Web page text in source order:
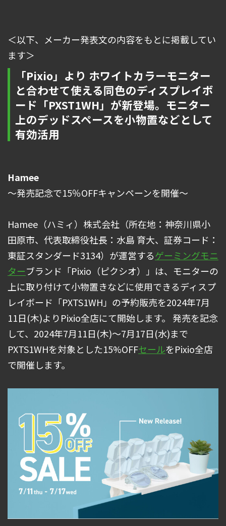
＜以下、メーカー発表文の内容をもとに掲載してい
ます＞
「Pixio」より ホワイトカラーモニター
と合わせて使える同色のディスプレイボ
ード「PXST1WH」が新登場。モニター
上のデッドスペースを小物置などとして
有効活用
Hamee
～発売記念で15％OFFキャンペーンを開催～
Hamee（ハミィ）株式会社（所在地：神奈川県小
田原市、代表取締役社長：水島 育大、証券コード：
東証スタンダード3134）が運営するゲーミングモニ
ターブランド「Pixio（ピクシオ）」は、モニターの
上に取り付けて小物置きなどに使用できるディスプ
レイボード「PXTS1WH」の予約販売を2024年7月
11日(木)よりPixio全店にて開始します。 発売を記念
して、2024年7月11日(木)～7月17日(水)まで
PXTS1WHを対象とした15%OFFセールをPixio全店
で開催します。